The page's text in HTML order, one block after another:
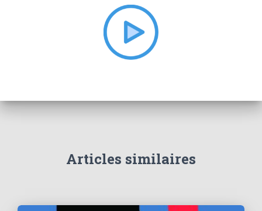
Articles similaires